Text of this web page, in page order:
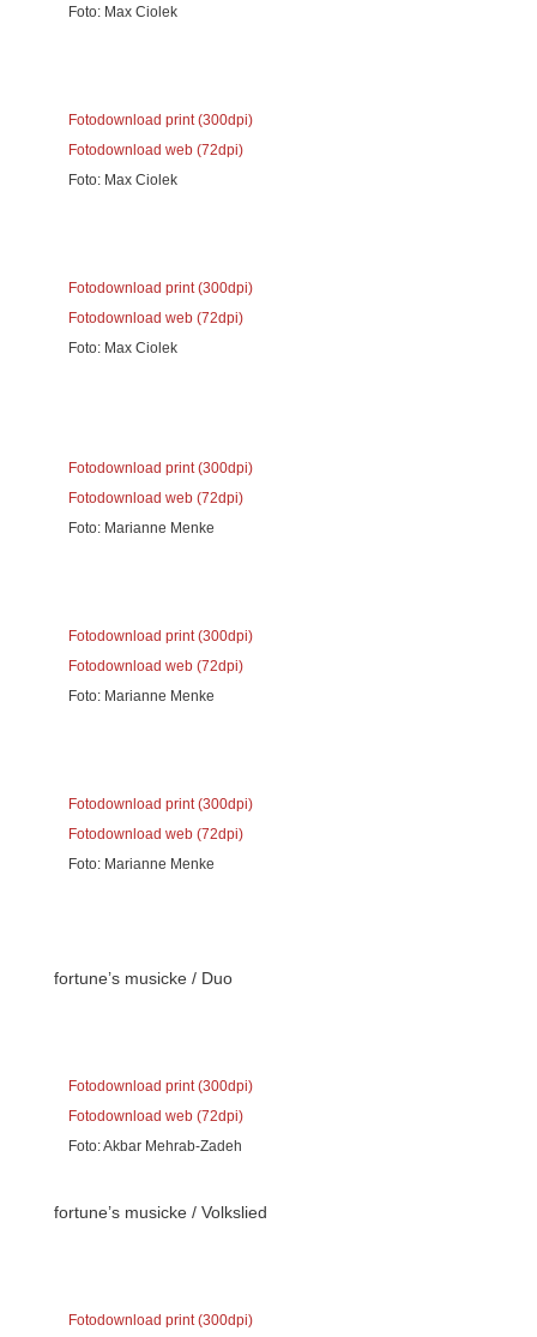
Foto: Max Ciolek
Fotodownload print (300dpi)
Fotodownload web (72dpi)
Foto: Max Ciolek
Fotodownload print (300dpi)
Fotodownload web (72dpi)
Foto: Max Ciolek
Fotodownload print (300dpi)
Fotodownload web (72dpi)
Foto: Marianne Menke
Fotodownload print (300dpi)
Fotodownload web (72dpi)
Foto: Marianne Menke
Fotodownload print (300dpi)
Fotodownload web (72dpi)
Foto: Marianne Menke
fortune’s musicke / Duo
Fotodownload print (300dpi)
Fotodownload web (72dpi)
Foto: Akbar Mehrab-Zadeh
fortune’s musicke / Volkslied
Fotodownload print (300dpi)